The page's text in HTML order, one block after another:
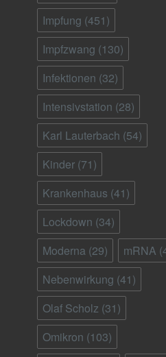
Impfung (451)
Impfzwang (130)
Infektionen (32)
Intensivstation (28)
Karl Lauterbach (54)
Kinder (71)
Krankenhaus (41)
Lockdown (34)
Moderna (29) mRNA
Nebenwirkung (41)
Olaf Scholz (31)
Omikron (103)